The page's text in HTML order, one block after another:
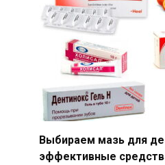
Выбираем мазь для
эффективные